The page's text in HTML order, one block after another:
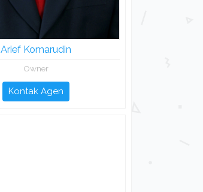
Arief Komarudin
Owner
Kontak Agen